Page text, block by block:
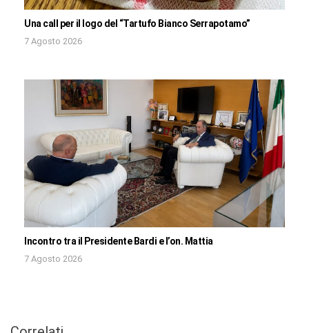
Una call per il logo del “Tartufo Bianco Serrapotamo”
7 Agosto 2026
Incontro tra il Presidente Bardi e l’on. Mattia
7 Agosto 2026